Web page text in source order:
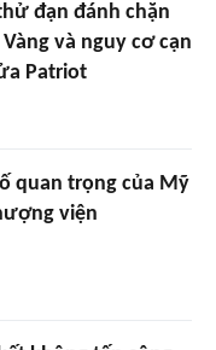
đạn đánh chặn
và nguy cơ cạn
Patriot
quan trọng của Mỹ
viện